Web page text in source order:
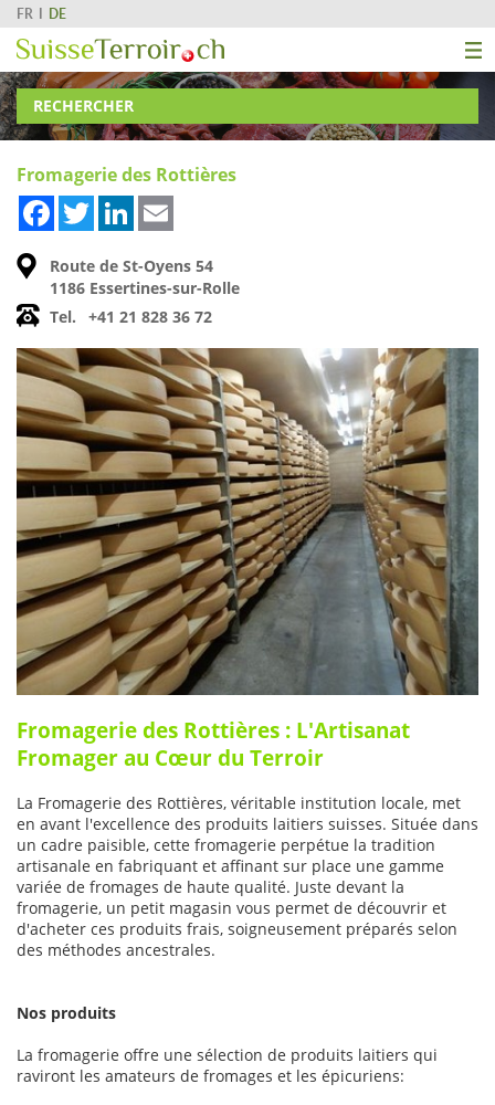
FR DE
RECHERCHER
Fromagerie des Rottières
FacebookTwitterLinkedIn
Route de St-Oyens 54
1186 Essertines-sur-Rolle
Tel.
+41 21 828 36 72
Fromagerie des Rottières : L'Artisanat
Fromager au Cœur du Terroir
La Fromagerie des Rottières, véritable institution locale, met
en avant l'excellence des produits laitiers suisses. Située dans
un cadre paisible, cette fromagerie perpétue la tradition
artisanale en fabriquant et affinant sur place une gamme
variée de fromages de haute qualité. Juste devant la
fromagerie, un petit magasin vous permet de découvrir et
d'acheter ces produits frais, soigneusement préparés selon
des méthodes ancestrales.
Nos produits
La fromagerie offre une sélection de produits laitiers qui
raviront les amateurs de fromages et les épicuriens: